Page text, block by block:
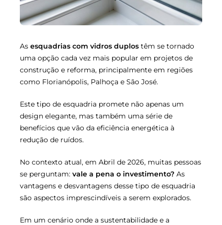
As esquadrias com vidros duplos têm se tornado
uma opção cada vez mais popular em projetos de
construção e reforma, principalmente em regiões
como Florianópolis, Palhoça e São José.
Este tipo de esquadria promete não apenas um
design elegante, mas também uma série de
benefícios que vão da eficiência energética à
redução de ruídos.
No contexto atual, em Abril de 2026, muitas pessoas
se perguntam: vale a pena o investimento? As
vantagens e desvantagens desse tipo de esquadria
são aspectos imprescindíveis a serem explorados.
Em um cenário onde a sustentabilidade e a